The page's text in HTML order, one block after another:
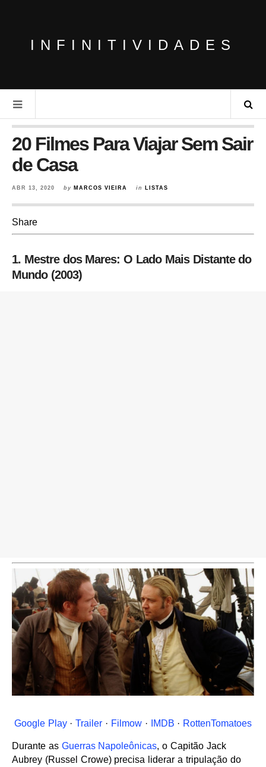
INFINITIVIDADES
20 Filmes Para Viajar Sem Sair
de Casa
ABR 13, 2020 by MARCOS VIEIRA in LISTAS
Share
1. Mestre dos Mares: O Lado Mais Distante do
Mundo (2003)
Google Play·Trailer · Filmow· IMDB · RottenTomatoes
Durante as Guerras Napoleônicas, o Capitão Jack
Aubrey (Russel Crowe) precisa liderar a tripulação do